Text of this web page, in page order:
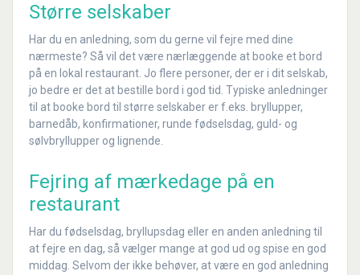
Større selskaber
Har du en anledning, som du gerne vil fejre med dine
nærmeste? Så vil det være nærlæggende at booke et bord
på en lokal restaurant. Jo flere personer, der er i dit selskab,
jo bedre er det at bestille bord i god tid. Typiske anledninger
til at booke bord til større selskaber er f.eks. bryllupper,
barnedåb, konfirmationer, runde fødselsdag, guld- og
sølvbryllupper og lignende.
Fejring af mærkedage på en
restaurant
Har du fødselsdag, bryllupsdag eller en anden anledning til
at fejre en dag, så vælger mange at god ud og spise en god
middag. Selvom der ikke behøver, at være en god anledning